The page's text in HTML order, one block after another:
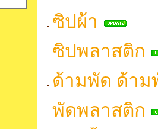
ซิปผ้า
ซิปพลาสติก
ด้ามพัด ด้าม
พัดพลาสติก